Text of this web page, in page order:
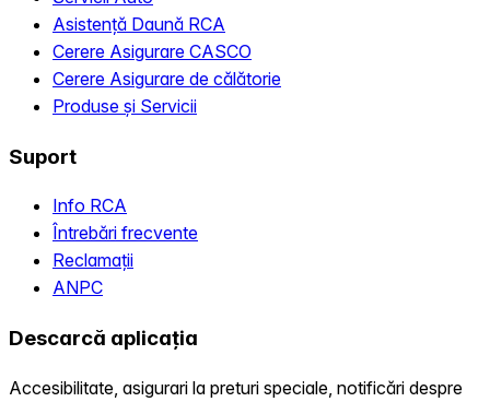
Asistență Daună RCA
Cerere Asigurare CASCO
Cerere Asigurare de călătorie
Produse și Servicii
Suport
Info RCA
Întrebări frecvente
Reclamații
ANPC
Descarcă aplicația
Accesibilitate, asigurari la preturi speciale, notificări despre